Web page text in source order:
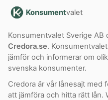
Konsumentvalet
Konsumentvalet Sverige AB
Credora.se.
jämför och informerar om
svenska konsumenter.
Credora är vår lånesajt med
att jämföra och hitta rätt lån.